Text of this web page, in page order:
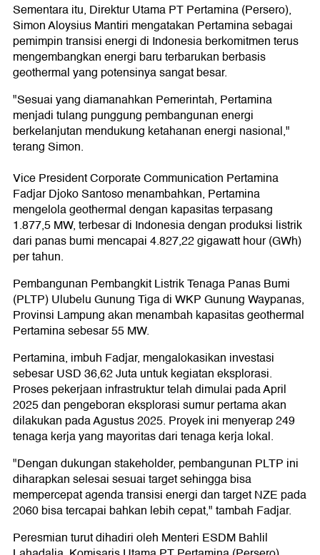
Sementara itu, Direktur Utama PT Pertamina (Persero),
Simon Aloysius Mantiri mengatakan Pertamina sebagai
pemimpin transisi energi di Indonesia berkomitmen terus
mengembangkan energi baru terbarukan berbasis
geothermal yang potensinya sangat besar.
"Sesuai yang diamanahkan Pemerintah, Pertamina
menjadi tulang punggung pembangunan energi
berkelanjutan mendukung ketahanan energi nasional,"
terang Simon.
Vice President Corporate Communication Pertamina
Fadjar Djoko Santoso menambahkan, Pertamina
mengelola geothermal dengan kapasitas terpasang
1.877,5 MW, terbesar di Indonesia dengan produksi listrik
dari panas bumi mencapai 4.827,22 gigawatt hour (GWh)
per tahun.
Pembangunan Pembangkit Listrik Tenaga Panas Bumi
(PLTP) Ulubelu Gunung Tiga di WKP Gunung Waypanas,
Provinsi Lampung akan menambah kapasitas geothermal
Pertamina sebesar 55 MW.
Pertamina, imbuh Fadjar, mengalokasikan investasi
sebesar USD 36,62 Juta untuk kegiatan eksplorasi.
Proses pekerjaan infrastruktur telah dimulai pada April
2025 dan pengeboran eksplorasi sumur pertama akan
dilakukan pada Agustus 2025. Proyek ini menyerap 249
tenaga kerja yang mayoritas dari tenaga kerja lokal.
"Dengan dukungan stakeholder, pembangunan PLTP ini
diharapkan selesai sesuai target sehingga bisa
mempercepat agenda transisi energi dan target NZE pada
2060 bisa tercapai bahkan lebih cepat," tambah Fadjar.
Peresmian turut dihadiri oleh Menteri ESDM Bahlil